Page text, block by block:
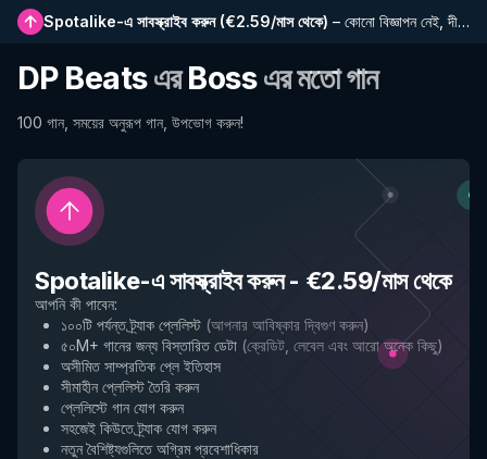
Spotalike-এ সাবস্ক্রাইব করুন(€2.59/মাস থেকে) – কোনো বিজ্ঞাপন নেই, দীর্ঘতর প্লেলিস্ট, সম্পূর্ণ ইতিহাস এবং নতুন বৈশিষ্ট্যে প্রাথমিক প্রবেশাধিকার
DP BeatsএরBossএর মতো গান
100 গান, সময়ের অনুরূপ গান, উপভোগ করুন!
Spotalike-এ সাবস্ক্রাইব করুন- €2.59/মাস থেকে
আপনি কী পাবেন:
১০০টি পর্যন্ত ট্র্যাক প্লেলিস্ট (আপনার আবিষ্কার দ্বিগুণ করুন)
৫০M+ গানের জন্য বিস্তারিত ডেটা (ক্রেডিট, লেবেল এবং আরো অনেক কিছু)
অসীমিত সাম্প্রতিক প্লে ইতিহাস
সীমাহীন প্লেলিস্ট তৈরি করুন
প্লেলিস্টে গান যোগ করুন
সহজেই কিউতে ট্র্যাক যোগ করুন
নতুন বৈশিষ্ট্যগুলিতে অগ্রিম প্রবেশাধিকার